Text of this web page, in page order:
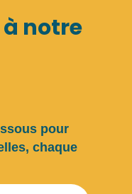
notre
pour
chaque